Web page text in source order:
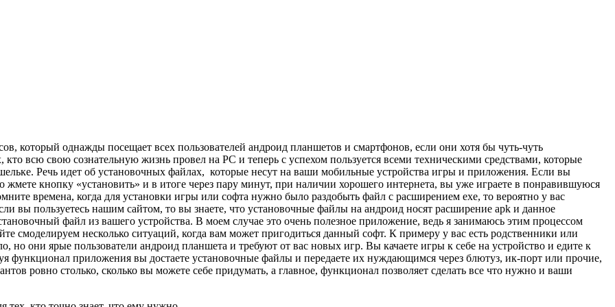
который однажды посещает всех пользователей андроид планшетов и смартфонов, если они хотя бы чуть-чуть
всю свою сознательную жизнь провел на PC и теперь с успехом пользуется всеми техническими средствами, которые
Речь идет об установочных файлах, которые несут на ваши мобильные устройства игры и приложения. Если вы
кнопку «установить» и в итоге через пару минут, при наличии хорошего интернета, вы уже играете в понравившуюся
времена, когда для установки игры или софта нужно было раздобыть файл с расширением exe, то вероятно у вас
вы пользуетесь нашим сайтом, то вы знаете, что установочные файлы на андроид носят расширение apk и данное
файл из вашего устройства. В моем случае это очень полезное приложение, ведь я занимаюсь этим процессом
смоделируем несколько ситуаций, когда вам может пригодиться данный софт. К примеру у вас есть родственники или
но они ярые пользователи андроид планшета и требуют от вас новых игр. Вы качаете игры к себе на устройство и едите к
функционал приложения вы достаете установочные файлы и передаете их нуждающимся через блютуз, ик-порт или прочие,
ровно столько, сколько вы можете себе придумать, а главное, функционал позволяет сделать все что нужно и ваши